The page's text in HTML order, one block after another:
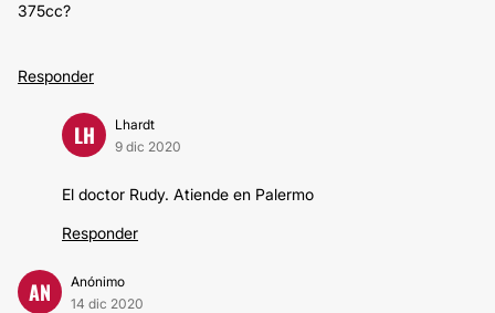
375cc?
Responder
LH
Lhardt
9 dic 2020
El doctor Rudy. Atiende en Palermo
Responder
AN
Anónimo
14 dic 2020